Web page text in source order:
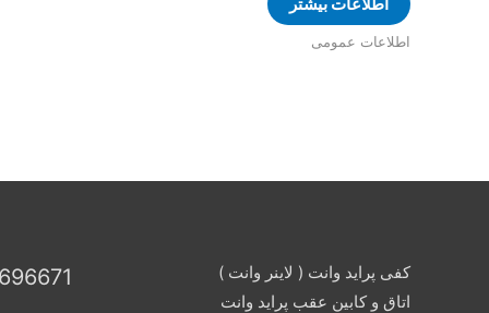
اطلاعات عمومی
کفی پراید وانت ( لاینر وانت )
اتاق و کابین عقب پراید وانت